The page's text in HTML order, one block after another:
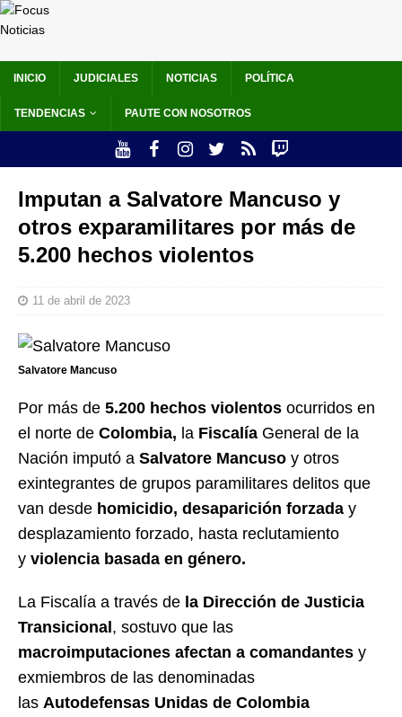
INICIO JUDICIALES NOTICIAS POLÍTICA
TENDENCIAS PAUTE CON NOSOTROS
Imputan a Salvatore Mancuso y
otros exparamilitares por más de
5.200 hechos violentos
11 de abril de 2023
Salvatore Mancuso
Por más de 5.200 hechos violentos ocurridos en
el norte de Colombia, la Fiscalía General de la
Nación imputó a Salvatore Mancuso y otros
exintegrantes de grupos paramilitares delitos que
van desde homicidio, desaparición forzada y
desplazamiento forzado, hasta reclutamiento
y violencia basada en género.
La Fiscalía a través de la Dirección de Justicia
Transicional , sostuvo que las
macroimputaciones afectan a comandantes y
exmiembros de las denominadas
las Autodefensas Unidas de Colombia